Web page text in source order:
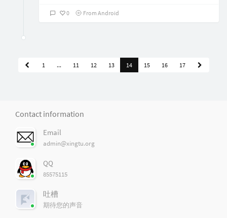
0 From Android
1 ... 11 12 13 14 15 16 17
Contact information
Email
admin@xingtu.org
QQ
85575115
吐槽
期待您的声音